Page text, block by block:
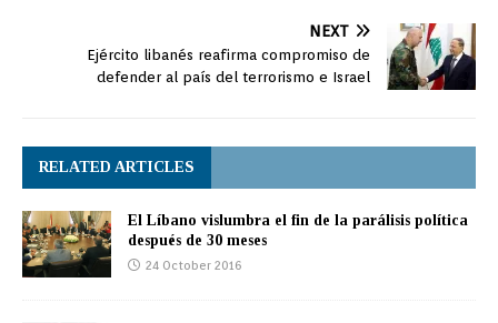
NEXT
Ejército libanés reafirma compromiso de
defender al país del terrorismo e Israel
RELATED ARTICLES
El Líbano vislumbra el fin de la parálisis política
después de 30 meses
24 October 2016